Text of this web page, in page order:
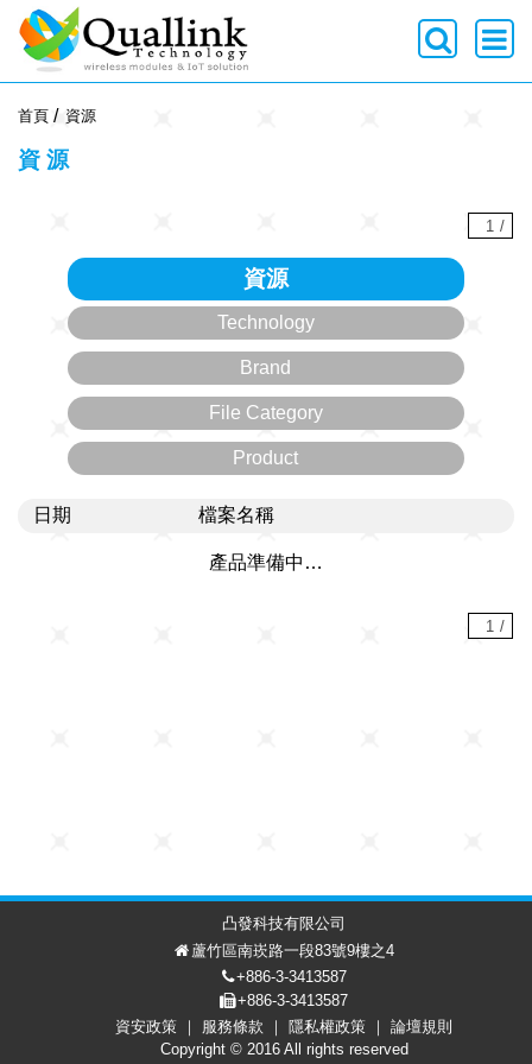
會員中心
首頁 資源
資源
1 /
資源
Technology
Brand
File Category
Product
日期 檔案名稱
產品準備中…
1 /
凸發科技有限公司
蘆竹區南崁路一段83號9樓之4
+886-3-3413587
+886-3-3413587
資安政策
服務條款 隱私權政策
論壇規則
Copyright © 2016 All rights reserved